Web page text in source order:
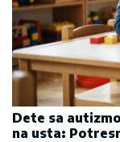
Dete sa
na usta: